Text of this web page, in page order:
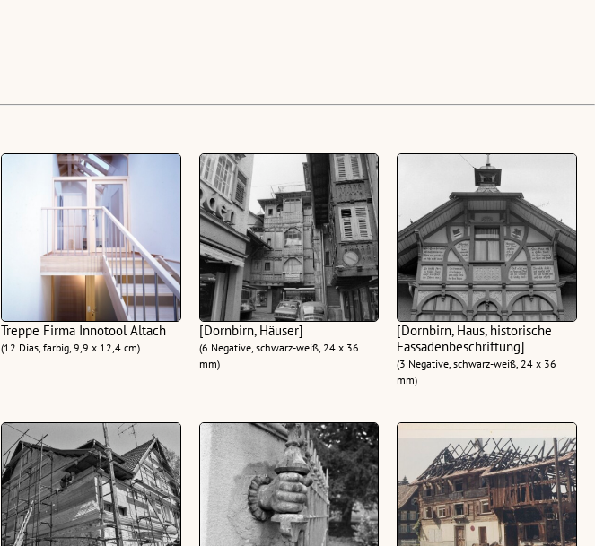
Treppe Firma Innotool Altach
(12 Dias, farbig, 9,9 x 12,4 cm)
[Dornbirn, Häuser]
(6 Negative, schwarz-weiß, 24 x 36
mm)
[Dornbirn, Haus, historische
Fassadenbeschriftung]
(3 Negative, schwarz-weiß, 24 x 36
mm)